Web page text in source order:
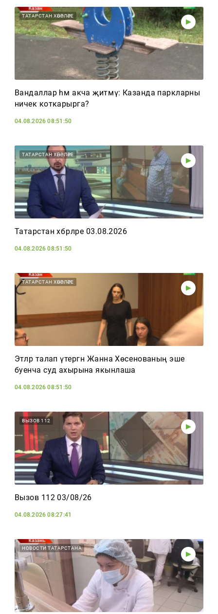
ТАТАРСТАН ХӘБӘРЛӘРЕ
Вандаллар һәм акча җитмәү: Казанда паркларны
ничек коткарырга?
04.08.2026 08:51:50
ТАТАРСТАН ХӘБӘРЛӘРЕ
Татарстан хәбәрләре 03.08.2026
04.08.2026 08:51:50
ТАТАРСТАН ХӘБӘРЛӘРЕ
Этләр талап үтергән Жанна Хөсәенованың эше
буенча суд ахырына якынлаша
04.08.2026 08:51:50
ВЫЗОВ 112
Вызов 112 03/08/26
04.08.2026 08:27:41
НОВОСТИ ТАТАРСТАНА